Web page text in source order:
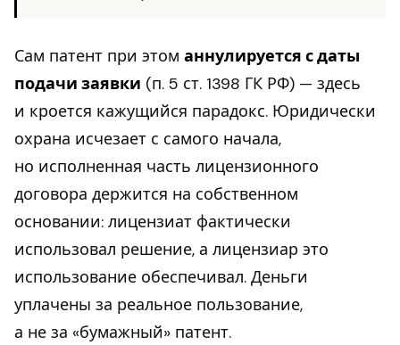
Сам патент при этом аннулируется с даты
подачи заявки (п. 5 ст. 1398 ГК РФ) — здесь
и кроется кажущийся парадокс. Юридически
охрана исчезает с самого начала,
но исполненная часть лицензионного
договора держится на собственном
основании: лицензиат фактически
использовал решение, а лицензиар это
использование обеспечивал. Деньги
уплачены за реальное пользование,
а не за «бумажный» патент.